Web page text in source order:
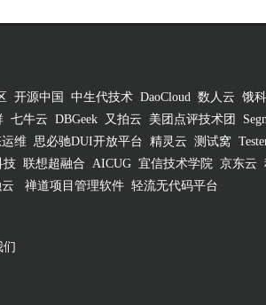
开源中国 中生代技术 DaoCloud 数人云 饿
七牛云 DBGeek 又拍云 美团点评技术团
维 思必驰DUI开放平台 精灵云 测试窝
技 联想超融合 AICUG 宜信技术学院 京东云
禅道项目管理软件 轻流无代码平台
们